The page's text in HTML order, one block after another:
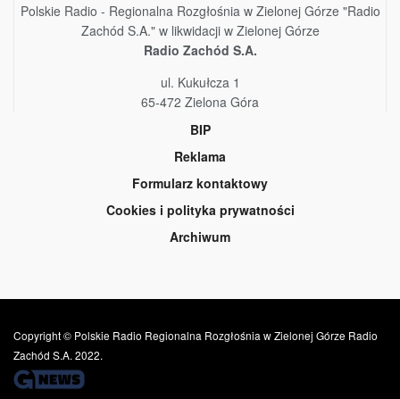
Polskie Radio - Regionalna Rozgłośnia w Zielonej Górze "Radio
Zachód S.A." w likwidacji w Zielonej Górze
Radio Zachód S.A.
ul. Kukułcza 1
65-472 Zielona Góra
BIP
Reklama
Formularz kontaktowy
Cookies i polityka prywatności
Archiwum
Copyright © Polskie Radio Regionalna Rozgłośnia w Zielonej Górze Radio
Zachód S.A. 2022.